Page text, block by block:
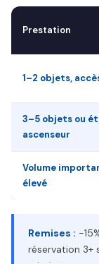
Prestation
1–2 objets,
3–5 objets ou
ascenseur
Volume
élevé
Remises :
réservation 3+